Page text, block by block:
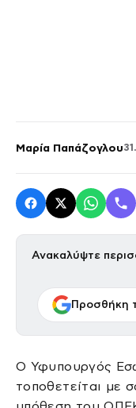
Μαρία Παπάζογλου
Ανακαλύψτε
Προσθήκη
Ο Υφυπουργός
τοποθετείται με